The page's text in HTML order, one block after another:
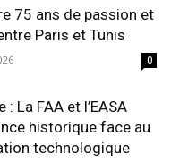
75 ans de passion et
Paris et Tunis
0
La FAA et l’EASA
historique face au
technologique